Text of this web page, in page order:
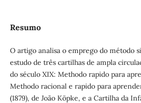
Resumo
O artigo analisa o emprego do método
estudo de três cartilhas de ampla
do século XIX: Methodo rapido para
Methodo racional e rapido para
(1879), de João Köpke, e a Cartilha da